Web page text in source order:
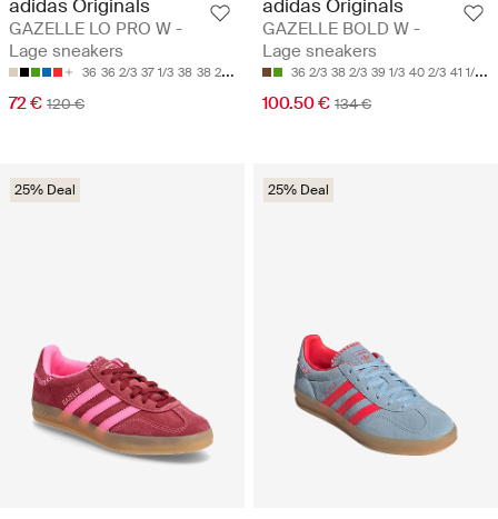
adidas Originals
GAZELLE LO PRO W -
Lage sneakers
36 36 2/3 37 1/3 38 38 2/3
72 € 120 €
adidas Originals
GAZELLE BOLD W -
Lage sneakers
36 2/3 38 2/3 39 1/3 40 2/3 41 1/3
100.50 € 134 €
25% Deal 25% Deal